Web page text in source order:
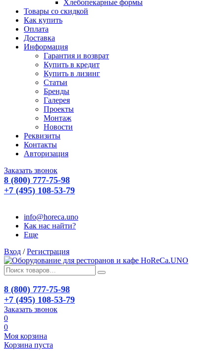
Хлебопекарные формы
Товары со скидкой
Как купить
Оплата
Доставка
Информация
Гарантия и возврат
Купить в кредит
Купить в лизинг
Статьи
Бренды
Галерея
Проекты
Монтаж
Новости
Реквизиты
Контакты
Авторизация
Заказать звонок
8 (800) 777-75-98
+7 (495) 108-53-79
info@horeca.uno
Как нас найти?
Еще
Вход / Регистрация
8 (800) 777-75-98
+7 (495) 108-53-79
Заказать звонок
0
0
Моя корзина
Корзина пуста